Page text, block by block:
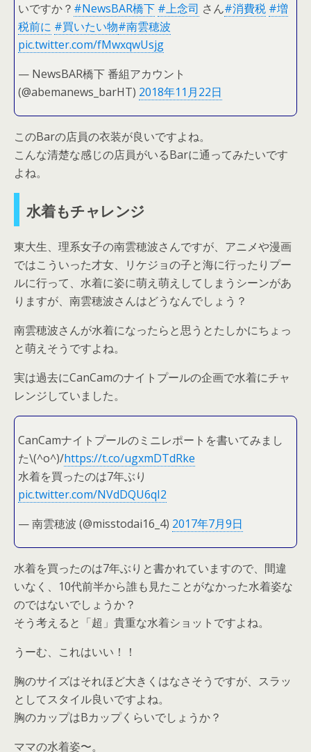
いですか？ #NewsBAR橋下 #上念司 さん#消費税 #増
税前に #買いたい物#南雲穂波
pic.twitter.com/fMwxqwUsjg
— NewsBAR橋下 番組アカウント
(@abemanews_barHT) 2018年11月22日
このBarの店員の衣装が良いですよね。
こんな清楚な感じの店員がいるBarに通ってみたいです
よね。
水着もチャレンジ
東大生、理系女子の南雲穂波さんですが、アニメや漫画
ではこういった才女、リケジョの子と海に行ったりプー
ルに行って、水着に姿に萌え萌えしてしまうシーンがあ
りますが、南雲穂波さんはどうなんでしょう？
南雲穂波さんが水着になったらと思うとたしかにちょっ
と萌えそうですよね。
実は過去にCanCamのナイトプールの企画で水着にチャ
レンジしていました。
CanCamナイトプールのミニレポートを書いてみまし
た\(^o^)/https://t.co/ugxmDTdRke
水着を買ったのは7年ぶり
pic.twitter.com/NVdDQU6qI2
— 南雲穂波 (@misstodai16_4) 2017年7月9日
水着を買ったのは7年ぶりと書かれていますので、間違
いなく、10代前半から誰も見たことがなかった水着姿な
のではないでしょうか？
そう考えると「超」貴重な水着ショットですよね。
うーむ、これはいい！！
胸のサイズはそれほど大きくはなさそうですが、スラッ
としてスタイル良いですよね。
胸のカップはBカップくらいでしょうか？
ママの水着姿〜。